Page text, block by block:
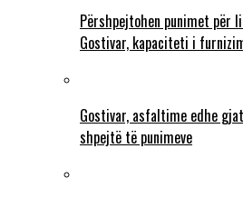
Përshpejtohen punimet për
Gostivar, kapaciteti i
Gostivar, asfaltime edhe
shpejtë të punimeve